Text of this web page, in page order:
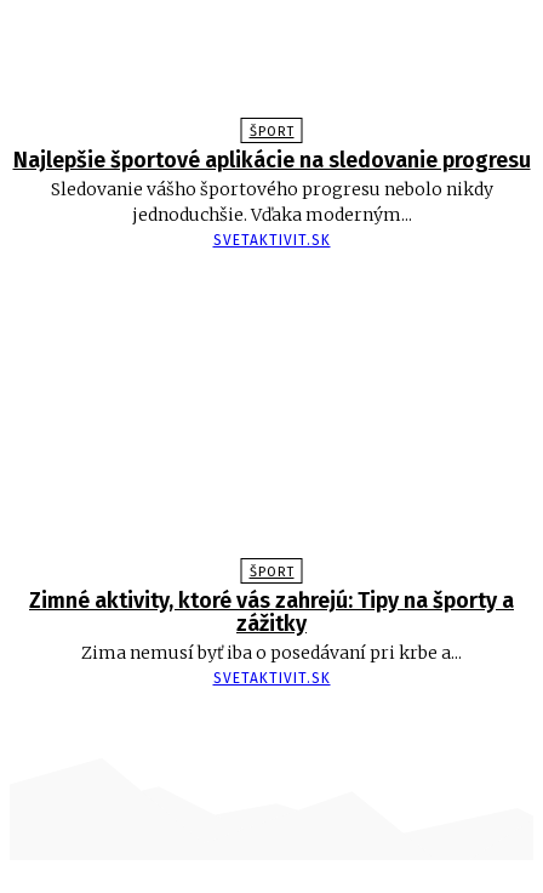
ŠPORT
Najlepšie športové aplikácie na sledovanie progresu
Sledovanie vášho športového progresu nebolo nikdy
jednoduchšie. Vďaka moderným...
SVETAKTIVIT.SK
ŠPORT
Zimné aktivity, ktoré vás zahrejú: Tipy na športy a
zážitky
Zima nemusí byť iba o posedávaní pri krbe a...
SVETAKTIVIT.SK